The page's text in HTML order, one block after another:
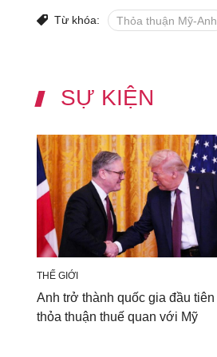
Từ khóa: Thỏa thuận Mỹ-Anh
SỰ KIỆN
THẾ GIỚI
Anh trở thành quốc gia đầu tiên
thỏa thuận thuế quan với Mỹ